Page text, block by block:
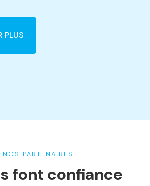
PLUS
NOS PARTENAIRES
font confiance